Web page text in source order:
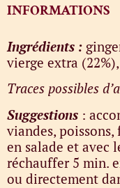
INFORMATIONS
Ingrédients :
vierge extra
Traces possibles
Suggestions :
viandes,
en salade et avec
réchauffer 5 min.
ou directement